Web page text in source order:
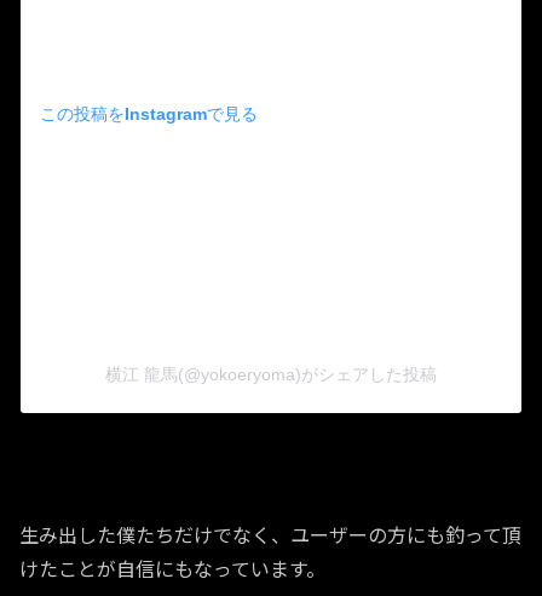
この投稿をInstagramで見る
横江 龍馬(@yokoeryoma)がシェアした投稿
生み出した僕たちだけでなく、ユーザーの方にも釣って頂
けたことが自信にもなっています。